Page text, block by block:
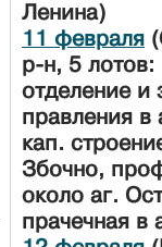
Ленина)
11 февраля
р-н, 5 лотов:
отделение и
правления в
кап.
Збочно,
около аг.
прачечная в